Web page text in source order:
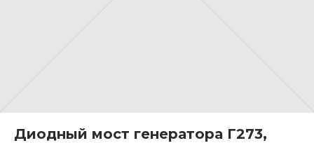
Диодный мост генератора Г273,